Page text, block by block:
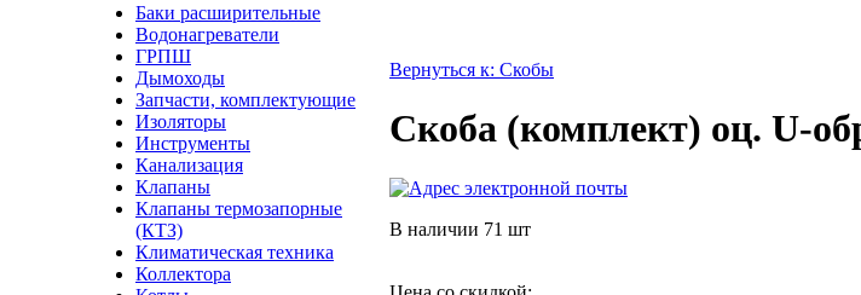
Баки расширительные
Водонагреватели
ГРПШ
Дымоходы
Запчасти, комплектующие
Изоляторы
Инструменты
Канализация
Клапаны
Клапаны термозапорные
(КТЗ)
Климатическая техника
Коллектора
Вернуться к: Скобы
Скоба (комплект) оц. U-
В наличии 71 шт